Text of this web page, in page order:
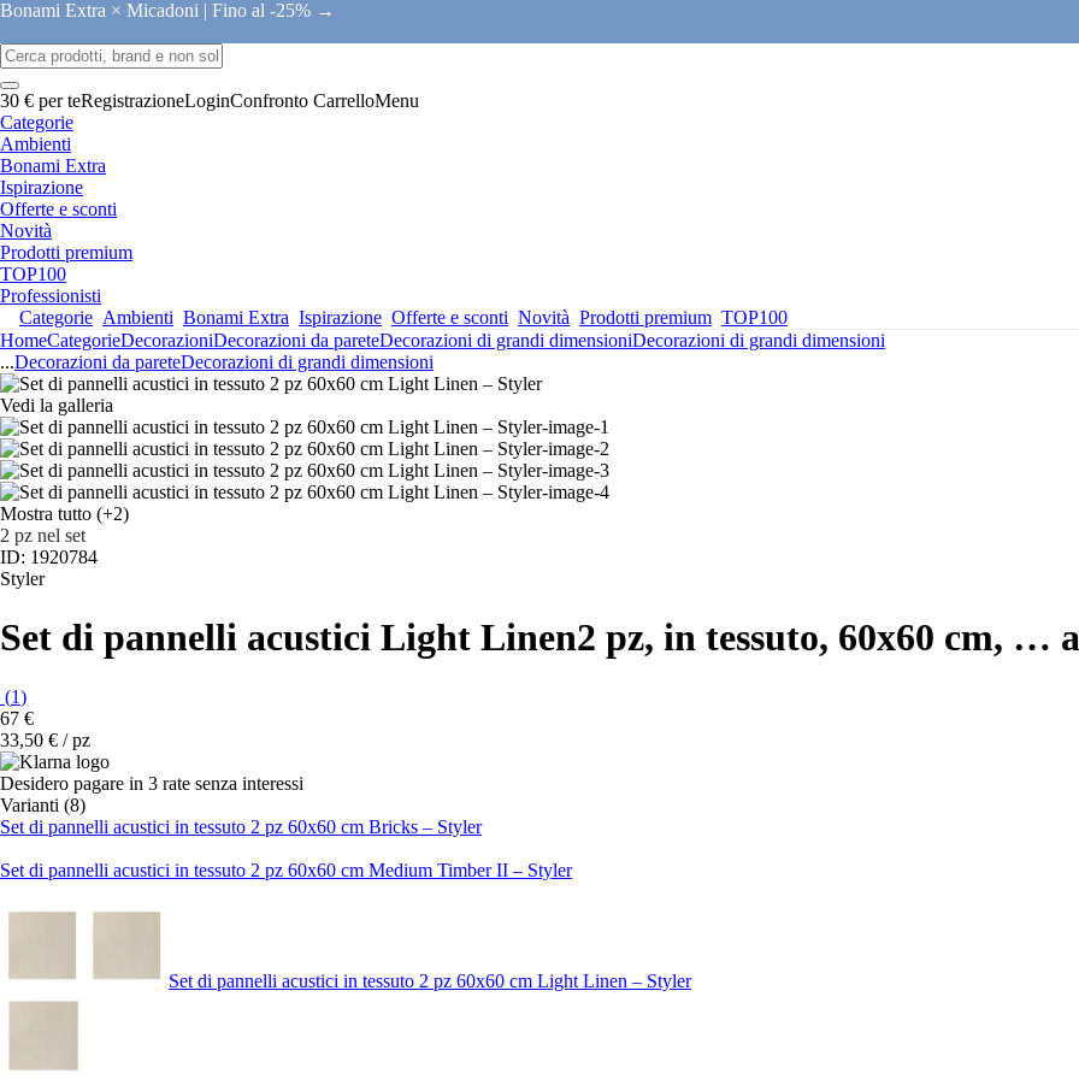
Bonami Extra × Micadoni | Fino al -25% →
30 € per teRegistrazioneLoginConfronto CarrelloMenu
Categorie
Ambienti
Bonami Extra
Ispirazione
Offerte e sconti
Novità
Prodotti premium
TOP100
Professionisti
Categorie Ambienti Bonami Extra Ispirazione Offerte e sconti Novità Prodotti premium TOP100
HomeCategorieDecorazioniDecorazioni da pareteDecorazioni di grandi dimensioniDecorazioni di grandi dimensioni
...Decorazioni da pareteDecorazioni di grandi dimensioni
Vedi la galleria
Mostra tutto (+2)
2 pz nel set
ID: 1920784
Styler
Set di pannelli acustici Light Linen2 pz, in tessuto, 60x60 cm, …
(1)
67 €
33,50 € / pz
Desidero pagare in 3 rate senza interessi
Varianti (8)
Set di pannelli acustici in tessuto 2 pz 60x60 cm Bricks – Styler
Set di pannelli acustici in tessuto 2 pz 60x60 cm Medium Timber II – Styler
Set di pannelli acustici in tessuto 2 pz 60x60 cm Light Linen – Styler